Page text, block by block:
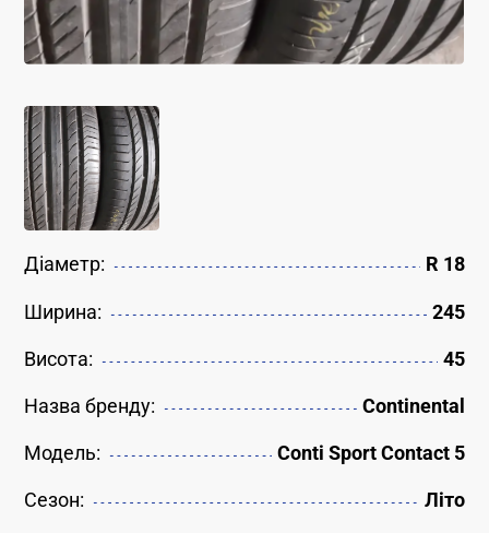
Діаметр: R 18
Ширина: 245
Висота: 45
Назва бренду: Continental
Модель: Conti Sport Contact 5
Сезон: Літо